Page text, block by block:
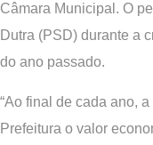
Câmara Municipal. O
Dutra (PSD) durante a
do ano passado.
“Ao final de cada ano,
Prefeitura o valor